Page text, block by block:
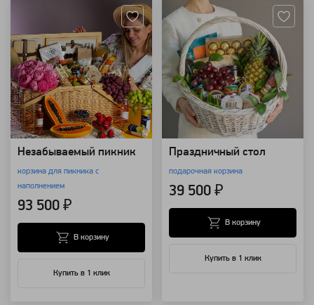
Незабываемый пикник
корзина для пикника с
наполнением
93 500 ₽
Купить в 1 клик
В корзину
Праздничный стол
подарочная корзина
39 500 ₽
Купить в 1 клик
В корзину